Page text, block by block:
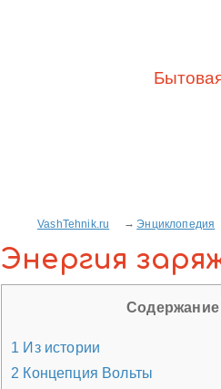
VashTehnik.ru Энциклопедия
Энергия
Содержание
1 Из истории
2 Концепция Вольты